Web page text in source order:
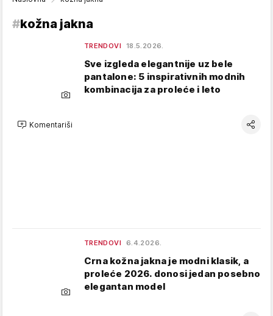
#kožna jakna
TRENDOVI 18.5.2026.
Sve izgleda elegantnije uz bele
pantalone: 5 inspirativnih modnih
kombinacija za proleće i leto
Komentariši
TRENDOVI 6.4.2026.
Crna kožna jakna je modni klasik, a
proleće 2026. donosi jedan posebno
elegantan model